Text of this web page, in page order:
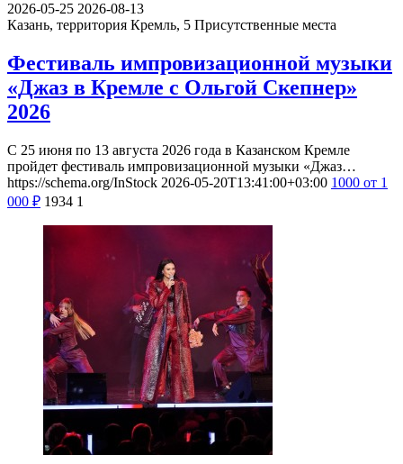
2026-05-25 2026-08-13
Казань, территория Кремль, 5 Присутственные места
Фестиваль импровизационной музыки
«Джаз в Кремле с Ольгой Скепнер»
2026
С 25 июня по 13 августа 2026 года в Казанском Кремле
пройдет фестиваль импровизационной музыки «Джаз…
https://schema.org/InStock 2026-05-20T13:41:00+03:00 1000 от 1
000 ₽ 1934 1